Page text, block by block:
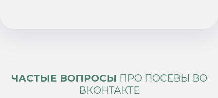
ЧАСТЫЕ ВОПРОСЫ ПРО ПОСЕВЫ ВО
ВКОНТАКТЕ